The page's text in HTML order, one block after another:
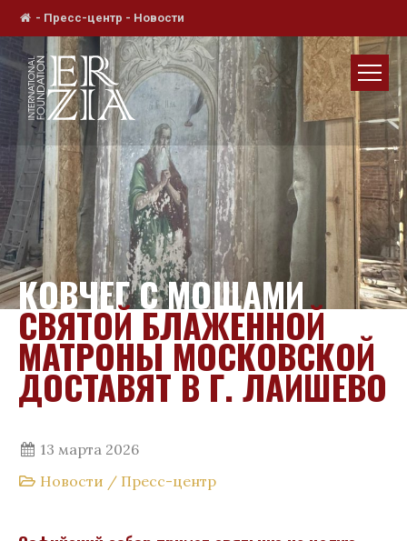
- Пресс-центр - Новости
КОВЧЕГ С МОЩАМИ
СВЯТОЙ БЛАЖЕННОЙ
МАТРОНЫ МОСКОВСКОЙ
ДОСТАВЯТ В Г. ЛАИШЕВО
13 марта 2026
Новости / Пресс-центр